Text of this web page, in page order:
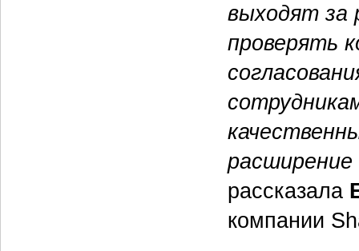
выходят за
проверять
рассказала
компании